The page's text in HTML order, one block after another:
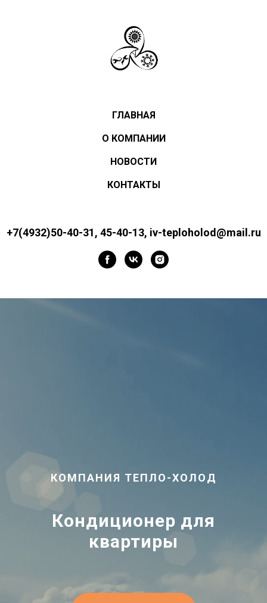
ГЛАВНАЯ
О КОМПАНИИ
НОВОСТИ
КОНТАКТЫ
+7(4932)50-40-31, 45-40-13, iv-teploholod@mail.ru
КОМПАНИЯ ТЕПЛО-ХОЛОД
Кондиционер для
квартиры